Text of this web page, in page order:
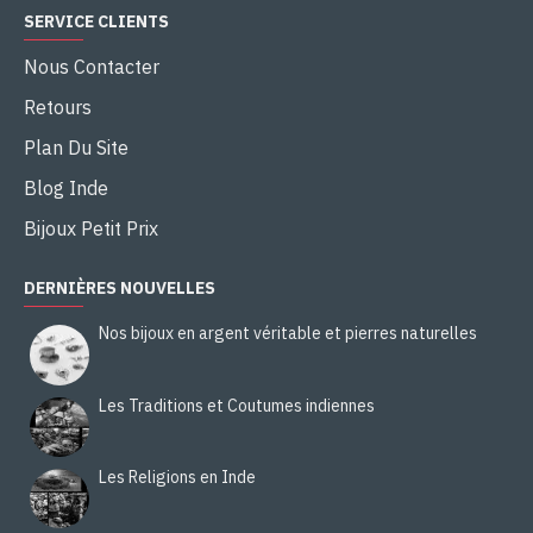
SERVICE CLIENTS
Nous Contacter
Retours
Plan Du Site
Blog Inde
Bijoux Petit Prix
DERNIÈRES NOUVELLES
Nos bijoux en argent véritable et pierres naturelles
Les Traditions et Coutumes indiennes
Les Religions en Inde